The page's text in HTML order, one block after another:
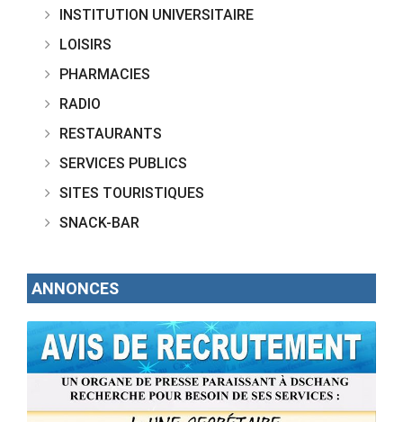
INSTITUTION UNIVERSITAIRE
LOISIRS
PHARMACIES
RADIO
RESTAURANTS
SERVICES PUBLICS
SITES TOURISTIQUES
SNACK-BAR
ANNONCES